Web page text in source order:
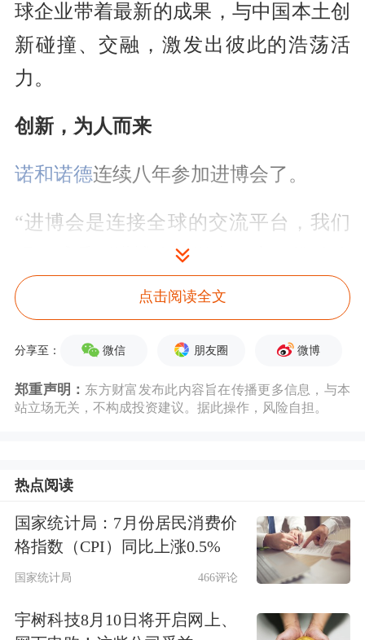
球企业带着最新的成果，与中国本土创
新碰撞、交融，激发出彼此的浩荡活
力。
创新，为人而来
诺和诺德连续八年参加进博会了。
“进博会是连接全球的交流平台，我们
明确感受到进博会的溢出效应：推动公
众对疾病的正确认知，以及对生物医药
创新的激励。”诺和诺德全球高级副总
裁兼大中华区总裁周霞萍表示。中
国“大市场”自有“强磁力”，中国高水平
诺德全球第二大市场，有着战略性的重
要地位。“在这里，我们看到机遇，也
看到责任。接下来，诺和诺德会继续通
过创新与合作，履行对患者的长期承
诺，为建设‘健康中国’作出贡献”。
点击阅读全文
分享至： 微信 朋友圈 微博
郑重声明： 东方财富发布此内容旨在传播更多信息，与本
站立场无关，不构成投资建议。据此操作，风险自担。
热点阅读
国家统计局：7月份居民消费价
格指数（CPI）同比上涨0.5%
国家统计局 466评论
宇树科技8月10日将开启网上、